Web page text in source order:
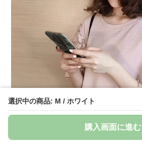
選択中の商品: M / ホワイト
購入画面に進む